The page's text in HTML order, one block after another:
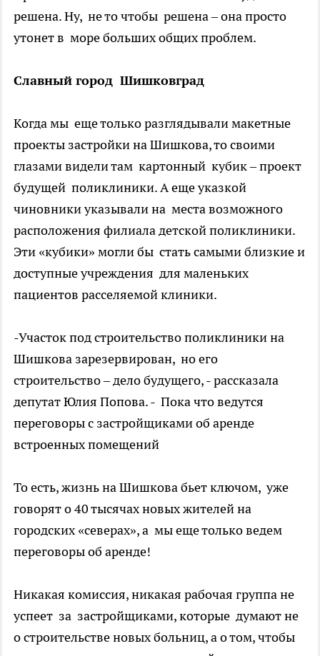
решена. Ну, не то чтобы решена – она просто
утонет в море больших общих проблем.
Славный город Шишковград
Когда мы еще только разглядывали макетные
проекты застройки на Шишкова, то своими
глазами видели там картонный кубик – проект
будущей поликлиники. А еще указкой
чиновники указывали на места возможного
расположения филиала детской поликлиники.
Эти «кубики» могли бы стать самыми близкие и
доступные учреждения для маленьких
пациентов расселяемой клиники.
-Участок под строительство поликлиники на
Шишкова зарезервирован, но его
строительство – дело будущего, - рассказала
депутат Юлия Попова. - Пока что ведутся
переговоры с застройщиками об аренде
встроенных помещений
То есть, жизнь на Шишкова бьет ключом, уже
говорят о 40 тысячах новых жителей на
городских «северах», а мы еще только ведем
переговоры об аренде!
Никакая комиссия, никакая рабочая группа не
успеет за застройщиками, которые думают не
о строительстве новых больниц, а о том, чтобы